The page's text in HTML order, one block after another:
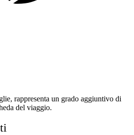
rappresenta un grado aggiuntivo di
del viaggio.